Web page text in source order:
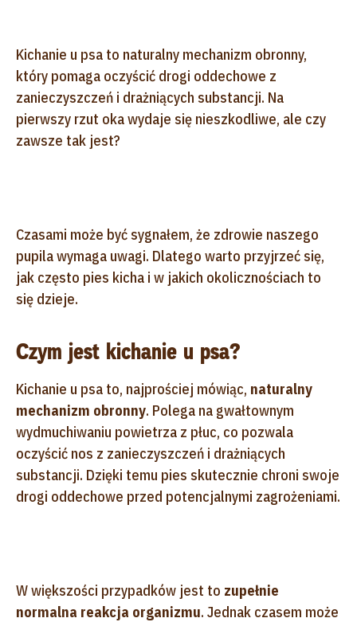
Kichanie u psa to naturalny mechanizm obronny,
który pomaga oczyścić drogi oddechowe z
zanieczyszczeń i drażniących substancji. Na
pierwszy rzut oka wydaje się nieszkodliwe, ale czy
zawsze tak jest?
Czasami może być sygnałem, że zdrowie naszego
pupila wymaga uwagi. Dlatego warto przyjrzeć się,
jak często pies kicha i w jakich okolicznościach to
się dzieje.
Czym jest kichanie u psa?
Kichanie u psa to, najprościej mówiąc, naturalny
mechanizm obronny. Polega na gwałtownym
wydmuchiwaniu powietrza z płuc, co pozwala
oczyścić nos z zanieczyszczeń i drażniących
substancji. Dzięki temu pies skutecznie chroni swoje
drogi oddechowe przed potencjalnymi zagrożeniami.
W większości przypadków jest to zupełnie
normalna reakcja organizmu. Jednak czasem może